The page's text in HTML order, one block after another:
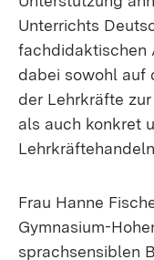
Unterrichts
fachdidaktischen
dabei sowohl auf
der Lehrkräfte
als auch konkret
Frau Hanne
Gymnasium-
sprachsensiblen